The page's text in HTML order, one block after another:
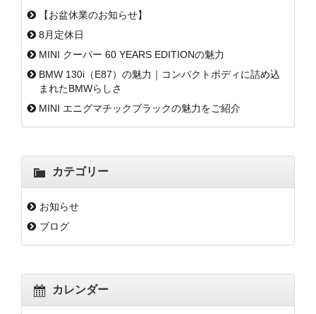
【お盆休業のお知らせ】
8月定休日
MINI クーパー 60 YEARS EDITIONの魅力
BMW 130i（E87）の魅力｜コンパクトボディに詰め込
まれたBMWらしさ
MINI エニグマチックブラックの魅力をご紹介
カテゴリー
お知らせ
ブログ
カレンダー